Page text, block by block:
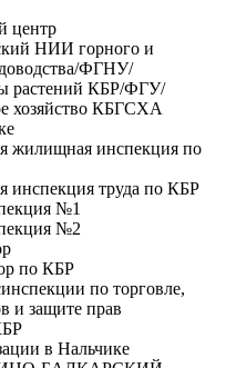
центр
НИИ горного и
ФГНУ/
растений КБР/ФГУ/
хозяйство КБГСХА
жилищная инспекция по
инспекция труда по КБР
№1
№2
по КБР
по торговле,
и защите прав
в Нальчике